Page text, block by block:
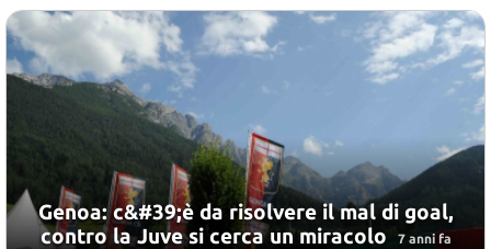
Genoa: c&#39;è da risolvere il mal di goal,
contro la Juve si cerca un miracolo
7 anni fa